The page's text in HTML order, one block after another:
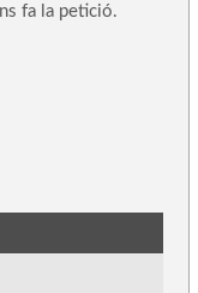
fa la petició.